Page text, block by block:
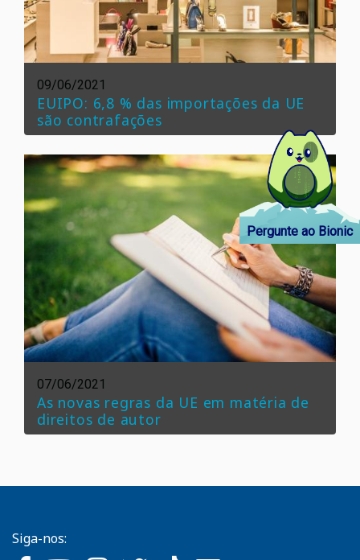
09/06/2021
EUIPO: 6,8 % das importações da UE
são contrafações
07/06/2021
As novas regras da UE em matéria de
direitos de autor
Pergunte ao Bionic
Siga-nos: